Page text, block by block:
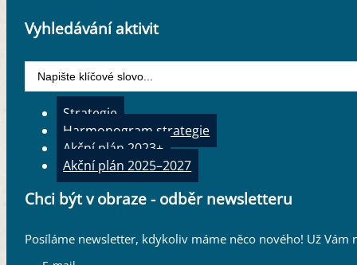
Vyhledávání aktivit
Strategie
Harmonogram strategie
Akční plán 2023+
Akční plán 2025–2027
Chci být v obraze - odběr newsletteru
Posíláme newsletter, kdykoliv máme něco nového! Už Vám